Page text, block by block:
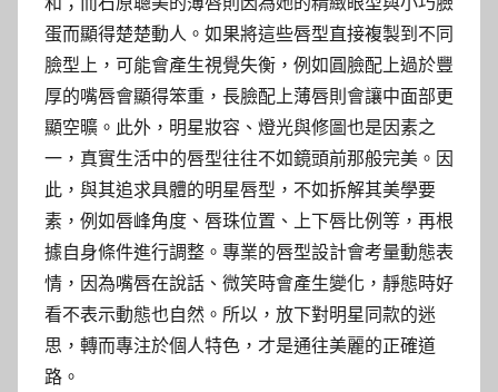
蛋而顯得楚楚動人。如果將這些唇型直接複製到不同
臉型上，可能會產生視覺失衡，例如圓臉配上過於豐
厚的嘴唇會顯得笨重，長臉配上薄唇則會讓中面部更
顯空曠。此外，明星妝容、燈光與修圖也是因素之
一，真實生活中的唇型往往不如鏡頭前那般完美。因
此，與其追求具體的明星唇型，不如拆解其美學要
素，例如唇峰角度、唇珠位置、上下唇比例等，再根
據自身條件進行調整。專業的唇型設計會考量動態表
情，因為嘴唇在說話、微笑時會產生變化，靜態時好
看不表示動態也自然。所以，放下對明星同款的迷
思，轉而專注於個人特色，才是通往美麗的正確道
路。